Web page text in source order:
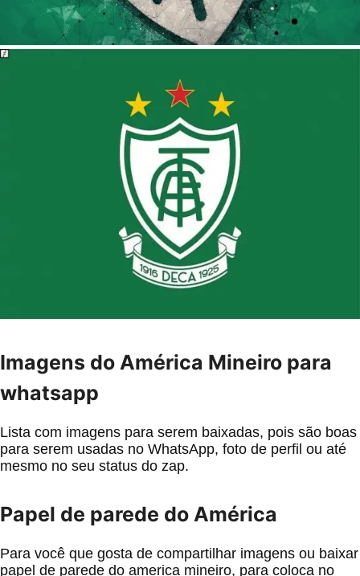
Imagens do América Mineiro para
whatsapp
Lista com imagens para serem baixadas, pois são boas
para serem usadas no WhatsApp, foto de perfil ou até
mesmo no seu status do zap.
Papel de parede do América
Para você que gosta de compartilhar imagens ou baixar
papel de parede do america mineiro, para coloca no